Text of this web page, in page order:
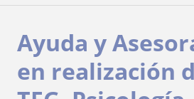
Ayuda y
en realización